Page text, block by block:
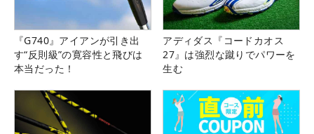
『G740』アイアンが引き出
す“反則級”の寛容性と飛びは
本当だった！
アディダス『コードカオス
27』は強烈な蹴りでパワーを
生む